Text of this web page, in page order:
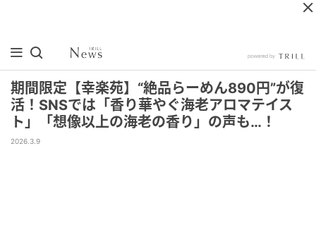
期間限定【幸楽苑】“絶品らーめん890円”が復
活！SNSでは「香り華やぐ海老アロマテイス
ト」「想像以上の海老の香り」の声も…！
2026.3.9